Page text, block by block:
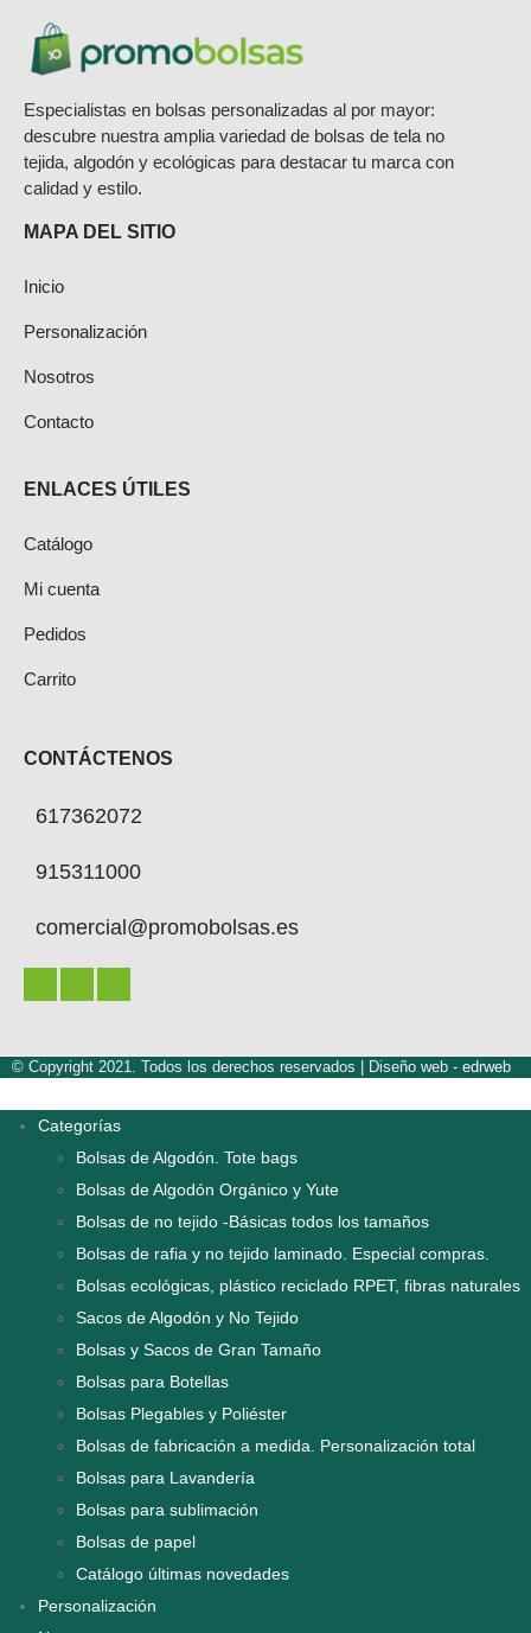
elegir
página
producto
Especialistas en bolsas personalizadas al por mayor:
descubre nuestra amplia variedad de bolsas de tela no
tejida, algodón y ecológicas para destacar tu marca con
calidad y estilo.
MAPA DEL SITIO
Inicio
Personalización
Nosotros
Contacto
ENLACES ÚTILES
Catálogo
Mi cuenta
Pedidos
Carrito
CONTÁCTENOS
617362072
915311000
comercial@promobolsas.es
© Copyright 2021. Todos los derechos reservados | Diseño web - edrweb
Categorías
Bolsas de Algodón. Tote bags
Bolsas de Algodón Orgánico y Yute
Bolsas de no tejido -Básicas todos los tamaños
Bolsas de rafia y no tejido laminado. Especial compras.
Bolsas ecológicas, plástico reciclado RPET, fibras naturales
Sacos de Algodón y No Tejido
Bolsas y Sacos de Gran Tamaño
Bolsas para Botellas
Bolsas Plegables y Poliéster
Bolsas de fabricación a medida. Personalización total
Bolsas para Lavandería
Bolsas para sublimación
Bolsas de papel
Catálogo últimas novedades
Personalización